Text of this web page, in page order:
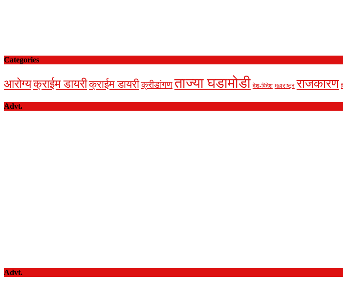
Categories
आरोग्यक्राईम डायरीक्राईम डायरीक्रीडांगणताज्या घडामोडी देश-विदेश महाराष्ट्र राजकारण
Advt.
Advt.